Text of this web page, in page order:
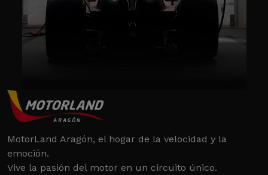
MotorLand Aragón, el hogar de la velocidad y la
emoción.
Vive la pasión del motor en un circuito único.